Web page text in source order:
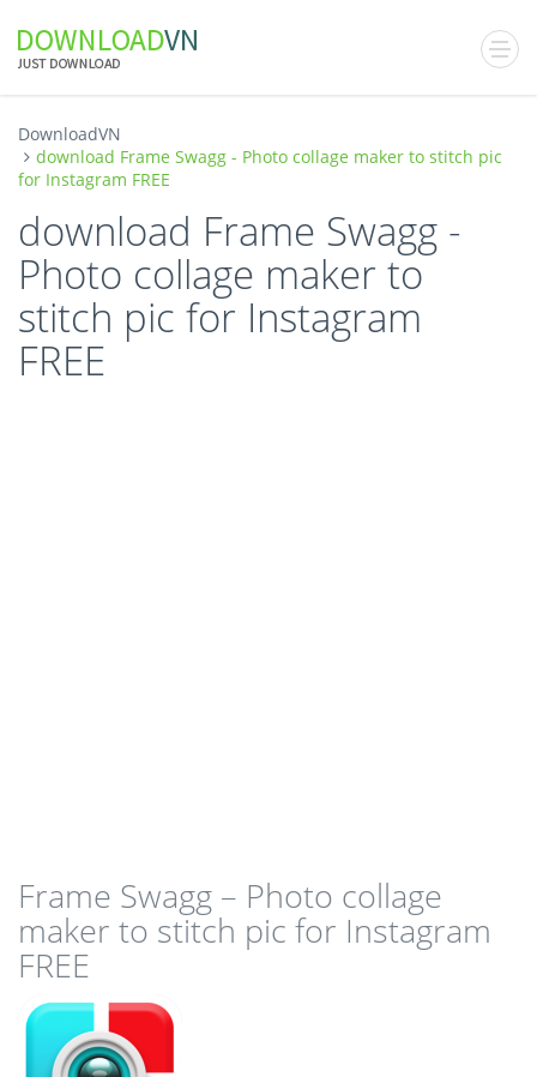
DownloadVN
download Frame Swagg - Photo collage maker to stitch pic
for Instagram FREE
download Frame Swagg -
Photo collage maker to
stitch pic for Instagram
FREE
Frame Swagg – Photo collage
maker to stitch pic for Instagram
FREE